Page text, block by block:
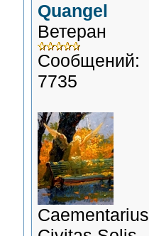
Quangel
Ветеран
Сообщений:
7735
Сaementarius